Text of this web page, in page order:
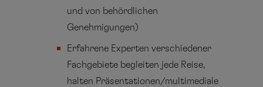
und von behördlichen
Genehmigungen)
Erfahrene Experten verschiedener
Fachgebiete begleiten jede Reise,
halten Präsentationen/multimediale